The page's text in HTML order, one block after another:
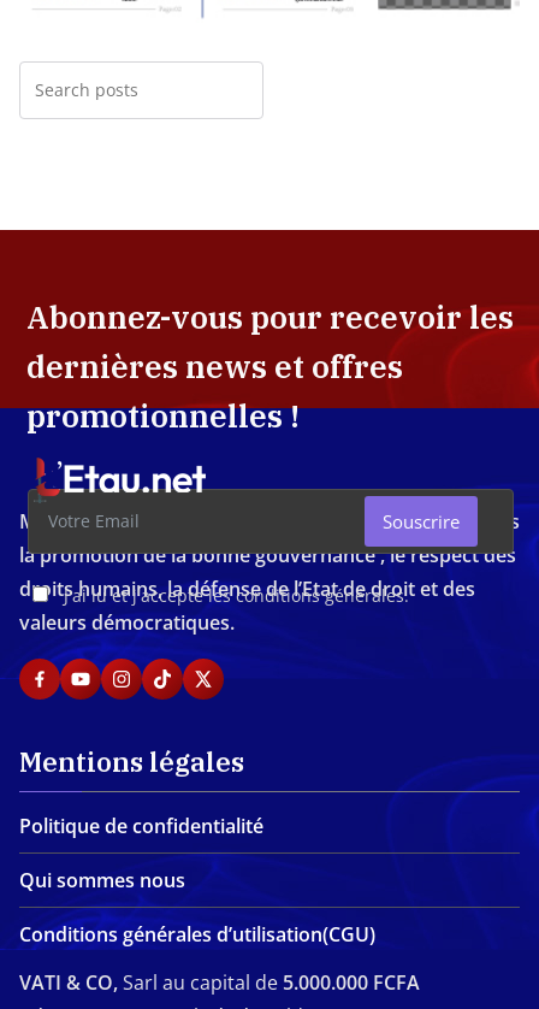
Abonnez-vous pour recevoir les
dernières news et offres
promotionnelles !
J'ai lu et j'accepte les conditions générales.
Souscrire
Média d'investigation ivoirien résolument engagé dans
la promotion de la bonne gouvernance , le respect des
droits humains, la défense de l’Etat de droit et des
valeurs démocratiques.
Mentions légales
Politique de confidentialité
Qui sommes nous
Conditions générales d’utilisation(CGU)
VATI & CO,Sarl au capital de 5.000.000 FCFA